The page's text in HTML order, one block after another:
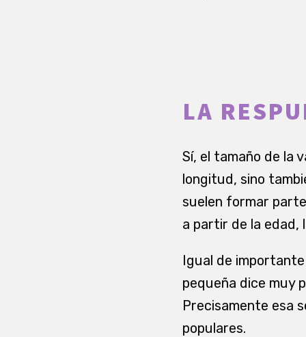
LA
Sí, el tamaño de la
longitud, sino
suelen formar
a partir de la edad,
Igual de
pequeña dice muy
Precisamente esa
populares.